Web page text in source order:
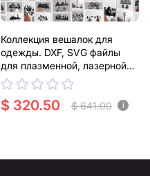
Коллекция вешалок для
одежды. DXF, SVG файлы
для плазменной, лазерной
резки
$ 320.50 $ 641.00 i